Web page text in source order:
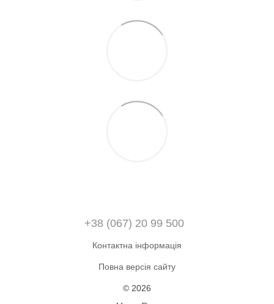
+38 (067) 20 99 500
Контактна інформація
Повна версія сайту
© 2026